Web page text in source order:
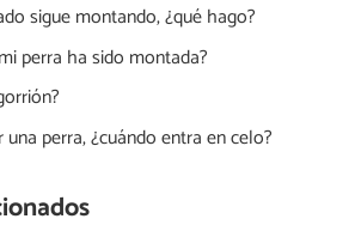
sigue montando, ¿qué hago?
perra ha sido montada?
una perra, ¿cuándo entra en celo?